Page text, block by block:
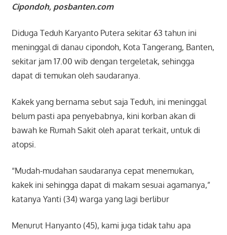
Cipondoh, posbanten.com
Diduga Teduh Karyanto Putera sekitar 63 tahun ini
meninggal di danau cipondoh, Kota Tangerang, Banten,
sekitar jam 17.00 wib dengan tergeletak, sehingga
dapat di temukan oleh saudaranya.
Kakek yang bernama sebut saja Teduh, ini meninggal
belum pasti apa penyebabnya, kini korban akan di
bawah ke Rumah Sakit oleh aparat terkait, untuk di
atopsi.
“Mudah-mudahan saudaranya cepat menemukan,
kakek ini sehingga dapat di makam sesuai agamanya,”
katanya Yanti (34) warga yang lagi berlibur
Menurut Hanyanto (45), kami juga tidak tahu apa